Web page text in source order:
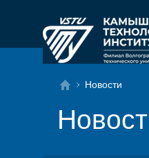
Новости